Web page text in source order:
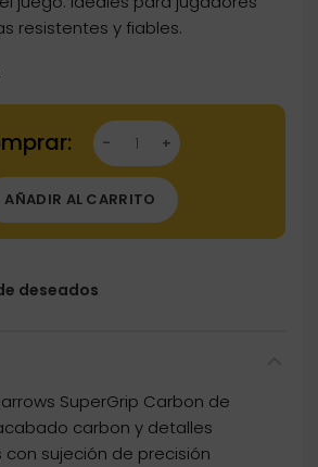
resistentes y fiables.
Cañas Harrows Darts SuperGrip
AÑADIR AL CARRITO
deseados
SuperGrip Carbon de
carbon y detalles
con sujeción de precisión